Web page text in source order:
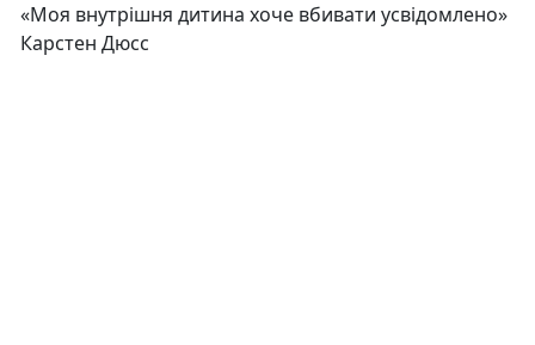
«Моя внутрішня дитина хоче вбивати усвідомлено»
Карстен Дюсс